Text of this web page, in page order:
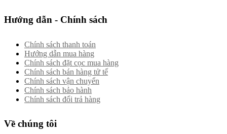
Hướng dẫn - Chính sách
Chính sách thanh toán
Hướng dẫn mua hàng
Chính sách đặt cọc mua hàng
Chính sách bán hàng tử tế
Chính sách vận chuyển
Chính sách bảo hành
Chính sách đổi trả hàng
Về chúng tôi